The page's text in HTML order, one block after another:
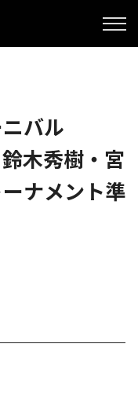
バル
木秀樹・宮
ナメント準